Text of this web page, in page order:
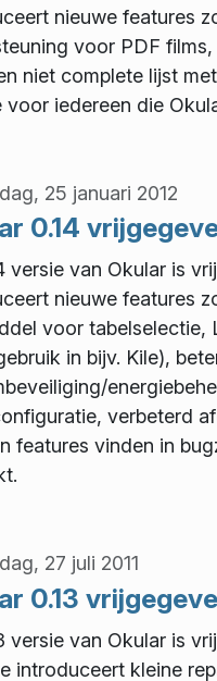
nieuwe features
voor PDF
niet complete lijst
voor iedereen die
25 januari 2012
0.14
versie van Okular is
nieuwe features
voor tabelselectie,
in bijv. Kile),
verbeterd
features vinden in
27 juli 2011
0.13
versie van Okular is
introduceert kleine